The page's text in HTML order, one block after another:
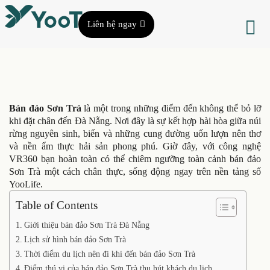
Liên hệ ngay
Bán đảo Sơn Trà là một trong những điểm đến không thể bỏ lỡ
khi đặt chân đến Đà Nẵng. Nơi đây là sự kết hợp hài hòa giữa núi
rừng nguyên sinh, biển và những cung đường uốn lượn nên thơ
và nền ẩm thực hải sản phong phú. Giờ đây, với công nghệ
VR360 bạn hoàn toàn có thể chiêm ngưỡng toàn cảnh bán đảo
Sơn Trà một cách chân thực, sống động ngay trên nền tảng số
YooLife.
Table of Contents
Giới thiệu bán đảo Sơn Trà Đà Nẵng
Lịch sử hình bán đảo Sơn Trà
Thời điểm du lịch nên đi khi đến bán đảo Sơn Trà